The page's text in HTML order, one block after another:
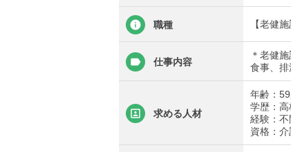
職種 【老健
仕事内容
＊老健
食事、
求める人材
年齢：
学歴：高
経験：不
資格：